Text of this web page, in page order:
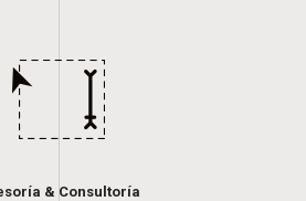
& Consultoría